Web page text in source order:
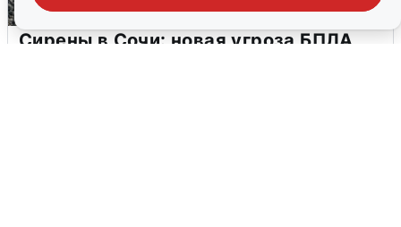
Сирены в Сочи: новая угроза БПЛА